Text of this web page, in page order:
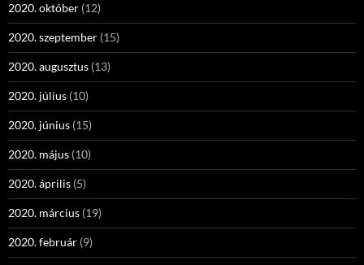
2020. október (12)
2020. szeptember (15)
2020. augusztus (13)
2020. július (10)
2020. június (15)
2020. május (10)
2020. április (5)
2020. március (19)
2020. február (9)